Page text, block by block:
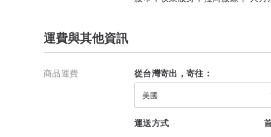
將有專人協助確認尺寸📣
―――↟↟↟↟―――
運費與其他資訊
商品運費 從台灣寄出，寄往：
美國
運送方式